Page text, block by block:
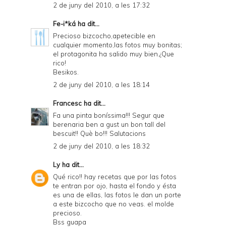
2 de juny del 2010, a les 17:32
Fe-i*ká ha dit...
Precioso bizcocho,apetecible en
cualquier momento,las fotos muy bonitas;
el protagonita ha salido muy bien.¿Que
rico!
Besikos.
2 de juny del 2010, a les 18:14
Francesc ha dit...
Fa una pinta boníssima!!! Segur que
berenaria ben a gust un bon tall del
bescuit!! Què bo!!! Salutacions
2 de juny del 2010, a les 18:32
Lyha dit...
Qué rico!! hay recetas que por las fotos
te entran por ojo, hasta el fondo y ésta
es una de ellas, las fotos le dan un porte
a este bizcocho que no veas. el molde
precioso.
Bss guapa